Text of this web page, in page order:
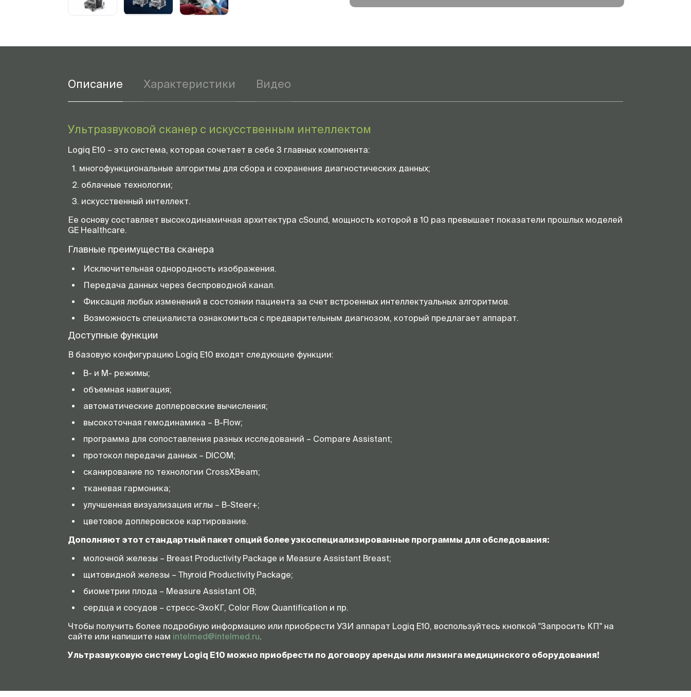
Описание Характеристики Видео
Ультразвуковой сканер с искусственным интеллектом
Logiq E10 – это система, которая сочетает в себе 3 главных компонента:
многофункциональные алгоритмы для сбора и сохранения диагностических данных;
облачные технологии;
искусственный интеллект.
Ее основу составляет высокодинамичная архитектура cSound, мощность которой в 10 раз превышает показатели прошлых моделей
GE Healthcare.
Главные преимущества сканера
Исключительная однородность изображения.
Передача данных через беспроводной канал.
Фиксация любых изменений в состоянии пациента за счет встроенных интеллектуальных алгоритмов.
Возможность специалиста ознакомиться с предварительным диагнозом, который предлагает аппарат.
Доступные функции
В базовую конфигурацию Logiq E10 входят следующие функции:
B- и M- режимы;
объемная навигация;
автоматические доплеровские вычисления;
высокоточная гемодинамика – B-Flow;
программа для сопоставления разных исследований – Compare Assistant;
протокол передачи данных – DICOM;
сканирование по технологии CrossXBeam;
тканевая гармоника;
улучшенная визуализация иглы – B-Steer+;
цветовое доплеровское картирование.
Дополняют этот стандартный пакет опций более узкоспециализированные программы для обследования:
молочной железы – Breast Productivity Package и Measure Assistant Breast;
щитовидной железы – Thyroid Productivity Package;
биометрии плода – Measure Assistant OB;
сердца и сосудов – стресс-ЭхоКГ, Color Flow Quantification и пр.
Чтобы получить более подробную информацию или приобрести УЗИ аппарат Logiq E10, воспользуйтесь кнопкой "Запросить КП" на
сайте или напишите нам intelmed@intelmed.ru.
Ультразвуковую систему Logiq E10 можно приобрести по договору аренды или лизинга медицинского оборудования!